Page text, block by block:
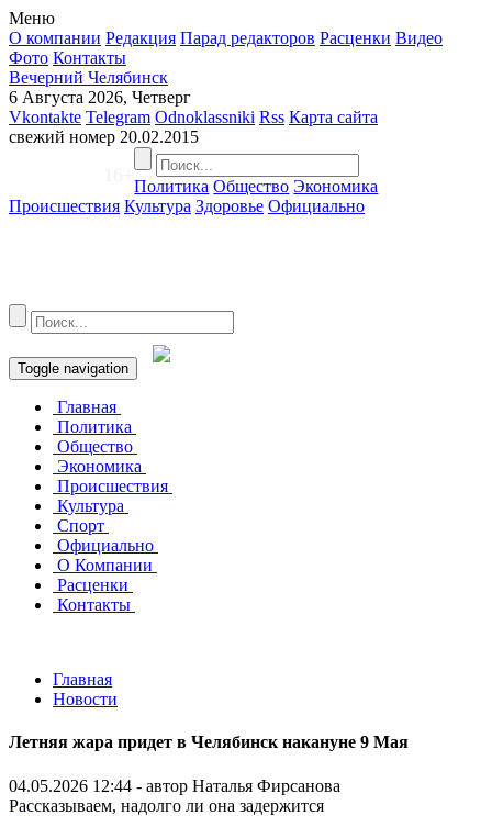
Меню
О компании Редакция Парад редакторов Расценки Видео
Фото Контакты
Вечерний Челябинск
6 Августа 2026, Четверг
Vkontakte Telegram Odnoklassniki Rss Карта сайта
свежий номер 20.02.2015
16+
Политика Общество Экономика
Происшествия Культура Здоровье Официально
Toggle navigation
Главная
Политика
Общество
Экономика
Происшествия
Культура
Спорт
Официально
О Компании
Расценки
Контакты
Главная
Новости
Летняя жара придет в Челябинск накануне 9 Мая
04.05.2026 12:44 - автор Наталья Фирсанова
Рассказываем, надолго ли она задержится